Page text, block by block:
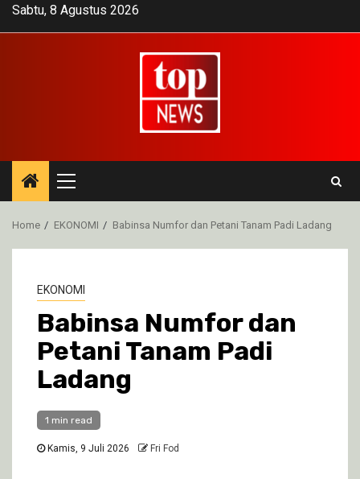
SkipSabtu, 8 Agustus 2026
Primary
Menu
Home EKONOMI Babinsa Numfor dan Petani Tanam Padi Ladang
EKONOMI
Babinsa Numfor dan
Petani Tanam Padi
Ladang
1 min read
Kamis, 9 Juli 2026 Fri Fod